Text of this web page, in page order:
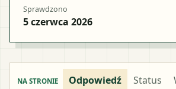
Sprawdzono
5 czerwca 2026
NA STRONIE Odpowiedź Status